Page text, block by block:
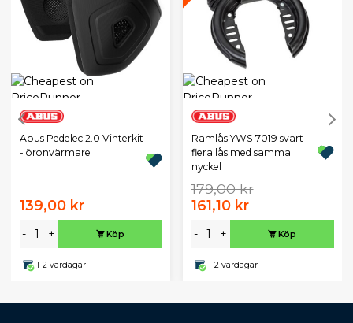
Abus Pedelec 2.0 Vinterkit
- öronvärmare
139,00 kr
- + Köp
1-2 vardagar
Ramlås YWS 7019 svart
flera lås med samma
nyckel
179,00 kr
161,10 kr
- + Köp
1-2 vardagar